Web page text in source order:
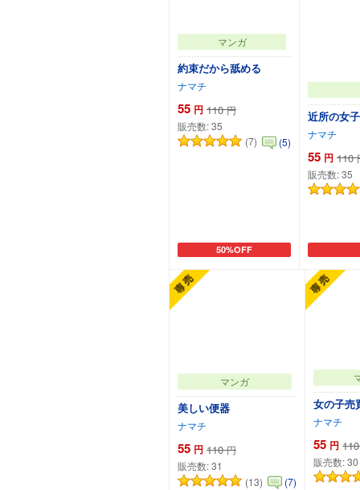
マンガ
約束だから舐める
ナマチ
55 円 110 円
販売数:35
(7)
(5)
50%OFF
カートに追加
近所の女
ナマチ
55 円 110
販売数:35
マンガ
美しい便器
ナマチ
55 円 110 円
販売数:31
(13)
(7)
女の子売
ナマチ
55 円 110
販売数:30